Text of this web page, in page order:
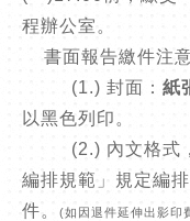
程辦公室。
書面報告繳件注意
(1.) 封面： 紙
以黑色列印。
(2.) 內文格式，
編排規範」規定編
件。
(如因退件延伸出影印